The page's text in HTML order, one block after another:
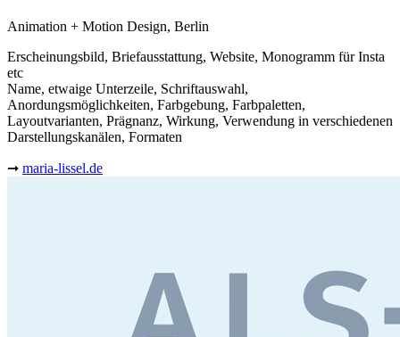
Animation + Motion Design, Berlin
Erscheinungsbild, Briefausstattung, Website, Monogramm für Insta
etc
Name, etwaige Unterzeile, Schriftauswahl,
Anordungsmöglichkeiten, Farbgebung, Farbpaletten,
Layoutvarianten, Prägnanz, Wirkung, Verwendung in verschiedenen
Darstellungskanälen, Formaten
➞ maria-lissel.de